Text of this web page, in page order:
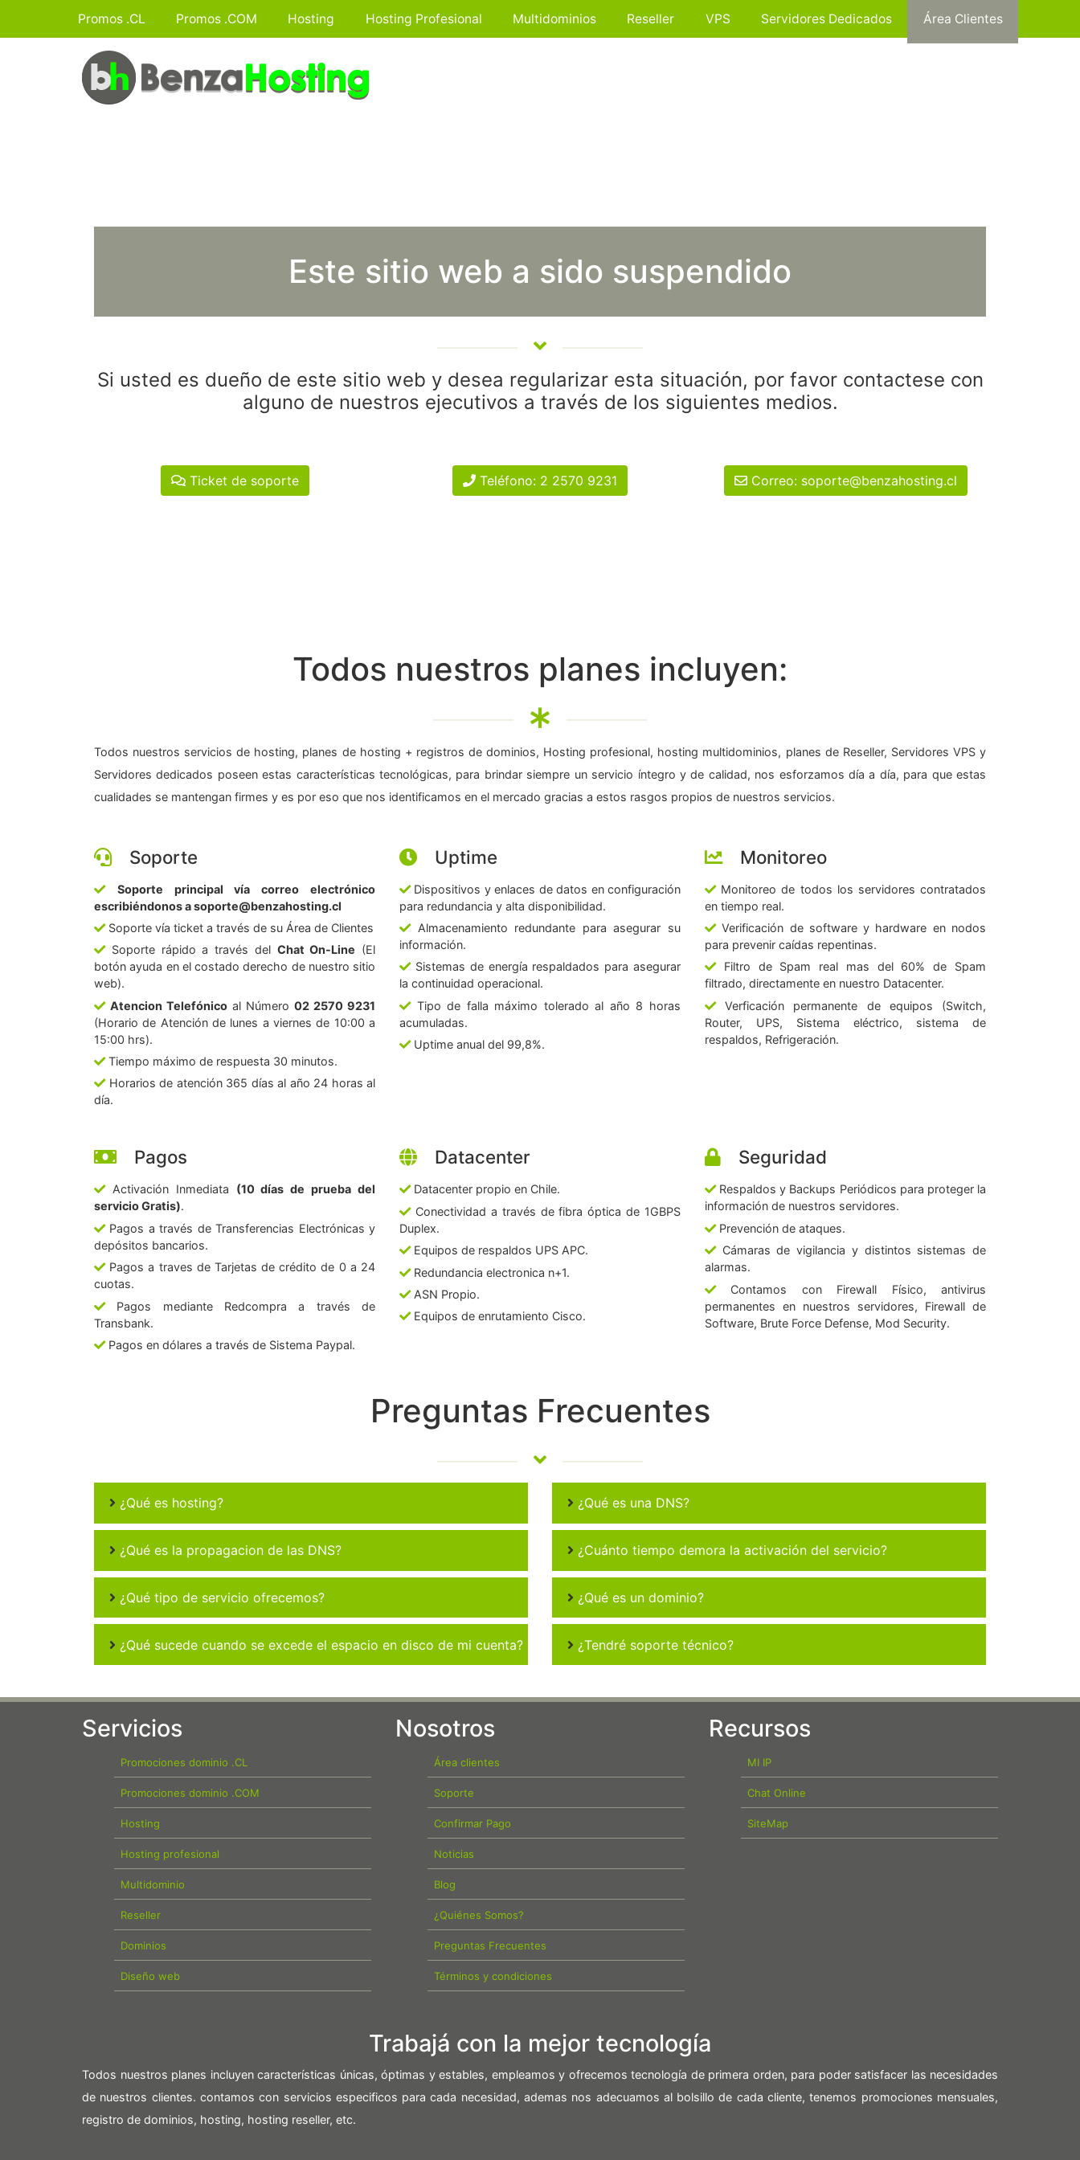
Promos .CL Promos .COM Hosting Hosting Profesional Multidominios Reseller VPS Servidores Dedicados Área Clientes
Este sitio web a sido suspendido
Si usted es dueño de este sitio web y desea regularizar esta situación, por favor contactese con
alguno de nuestros ejecutivos a través de los siguientes medios.
Ticket de soporte Teléfono: 2 2570 9231 Correo: soporte@benzahosting.cl
Todos nuestros planes incluyen:
Todos nuestros servicios de hosting, planes de hosting + registros de dominios, Hosting profesional, hosting multidominios, planes de Reseller, Servidores VPS y
Servidores dedicados poseen estas características tecnológicas, para brindar siempre un servicio íntegro y de calidad, nos esforzamos día a día, para que estas
cualidades se mantengan firmes y es por eso que nos identificamos en el mercado gracias a estos rasgos propios de nuestros servicios.
Soporte
Soporte principal vía correo electrónico
escribiéndonos a soporte@benzahosting.cl
Soporte vía ticket a través de su Área de Clientes
Soporte rápido a través del Chat On-Line (El
botón ayuda en el costado derecho de nuestro sitio
web).
Atencion Telefónico al Número 02 2570 9231
(Horario de Atención de lunes a viernes de 10:00 a
15:00 hrs).
Tiempo máximo de respuesta 30 minutos.
Horarios de atención 365 días al año 24 horas al
día.
Uptime
Dispositivos y enlaces de datos en configuración
para redundancia y alta disponibilidad.
Almacenamiento redundante para asegurar su
información.
Sistemas de energía respaldados para asegurar
la continuidad operacional.
Tipo de falla máximo tolerado al año 8 horas
acumuladas.
Uptime anual del 99,8%.
Monitoreo
Monitoreo de todos los servidores contratados
en tiempo real.
Verificación de software y hardware en nodos
para prevenir caídas repentinas.
Filtro de Spam real mas del 60% de Spam
filtrado, directamente en nuestro Datacenter.
Verficación permanente de equipos (Switch,
Router, UPS, Sistema eléctrico, sistema de
respaldos, Refrigeración.
Pagos
Activación Inmediata (10 días de prueba del
servicio Gratis).
Pagos a través de Transferencias Electrónicas y
depósitos bancarios.
Pagos a traves de Tarjetas de crédito de 0 a 24
cuotas.
Pagos mediante Redcompra a través de
Transbank.
Pagos en dólares a través de Sistema Paypal.
Datacenter
Datacenter propio en Chile.
Conectividad a través de fibra óptica de 1GBPS
Duplex.
Equipos de respaldos UPS APC.
Redundancia electronica n+1.
ASN Propio.
Equipos de enrutamiento Cisco.
Seguridad
Respaldos y Backups Periódicos para proteger la
información de nuestros servidores.
Prevención de ataques.
Cámaras de vigilancia y distintos sistemas de
alarmas.
Contamos con Firewall Físico, antivirus
permanentes en nuestros servidores, Firewall de
Software, Brute Force Defense, Mod Security.
Preguntas Frecuentes
¿Qué es hosting?
¿Qué es la propagacion de las DNS?
¿Qué tipo de servicio ofrecemos?
¿Qué sucede cuando se excede el espacio en disco de mi cuenta?
¿Qué es una DNS?
¿Cuánto tiempo demora la activación del servicio?
¿Qué es un dominio?
¿Tendré soporte técnico?
Servicios
Promociones dominio .CL
Promociones dominio .COM
Hosting
Hosting profesional
Multidominio
Reseller
Dominios
Diseño web
Nosotros
Área clientes
Soporte
Confirmar Pago
Noticias
Blog
¿Quiénes Somos?
Preguntas Frecuentes
Términos y condiciones
Recursos
MI IP
Chat Online
SiteMap
Trabajá con la mejor tecnología
Todos nuestros planes incluyen características únicas, óptimas y estables, empleamos y ofrecemos tecnología de primera orden, para poder satisfacer las necesidades
de nuestros clientes. contamos con servicios especificos para cada necesidad, ademas nos adecuamos al bolsillo de cada cliente, tenemos promociones mensuales,
registro de dominios, hosting, hosting reseller, etc.